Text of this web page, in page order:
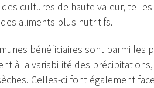
cultures de haute valeur,
des aliments plus nutritifs.
bénéficiaires sont parmi les
à la variabilité des
Celles-ci font également